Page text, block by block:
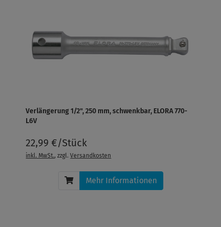
Verlängerung 1/2", 250 mm, schwenkbar, ELORA 770-
L6V
22,99 €/Stück
inkl. MwSt., zzgl.Versandkosten
Mehr Informationen